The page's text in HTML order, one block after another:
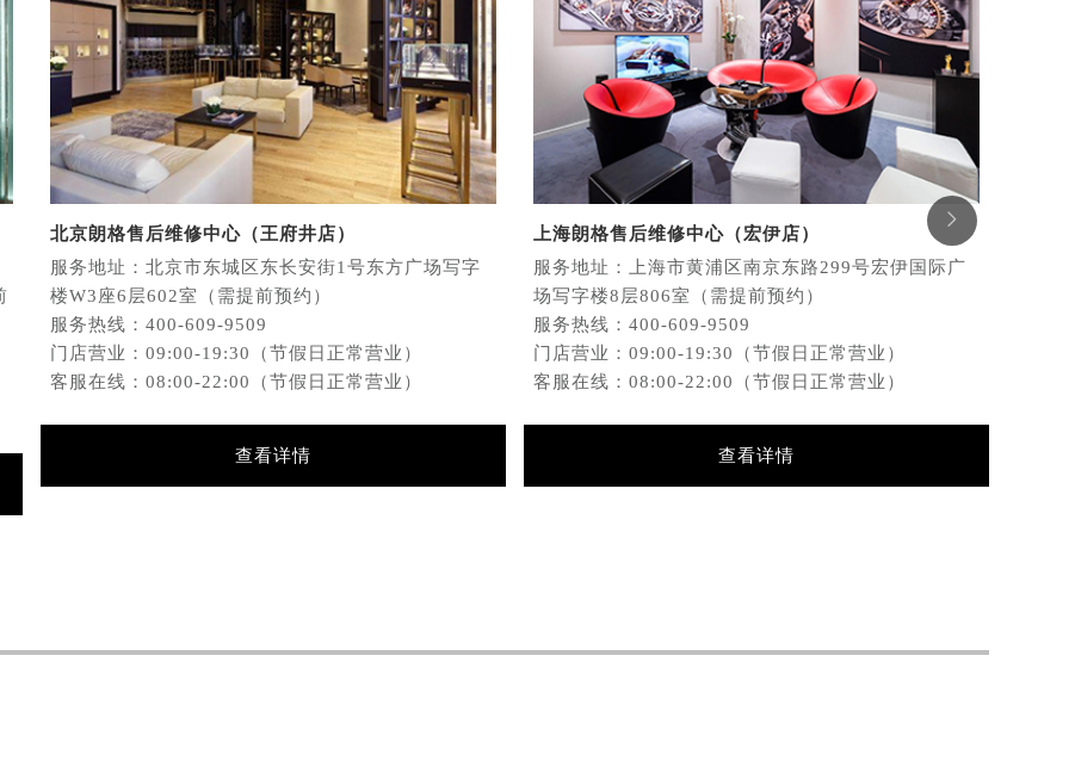
贸易中心大厦南塔写字楼15层07室（需提前预约）
写字楼17层1701室（需提前预约）
写字楼1座30层05室（需提前预约）
字楼B座11层1104室（需提前预约）
字楼15层03室（需提前预约）
写字楼24层2406B室（需提前预约）
世茂环球金融中心写字楼（芙蓉广场）10层13室（需提前预约）
楼29层2905室（需提前预约）
务中心（品牌授权店）3层整层（需提前预约）
服务中心（品牌授权店）1层整层（需提前预约）
务中心（品牌授权店）1层整层（需提前预约）
（CCMALL）C座17层17-B（需提前预约）
层1015室（需提前预约）
心T2座写字楼29层03室（需提前预约）
7层G室（需提前预约）
北京朗格售后维修中心（王府井店）
服务地址：北京市东城区东长安街1号东方广场写字
楼W3座6层602室（需提前预约）
服务热线： 400-609-9509
门店营业：09:00-19:30（节假日正常营业）
客服在线：08:00-22:00（节假日正常营业）
查看详情
上海朗格售后维修中心（宏伊店）
服务地址：上海市黄浦区南京东路299号宏伊国际广
场写字楼8层806室（需提前预约）
服务热线： 400-609-9509
门店营业：09:00-19:30（节假日正常营业）
客服在线：08:00-22:00（节假日正常营业）
查看详情
